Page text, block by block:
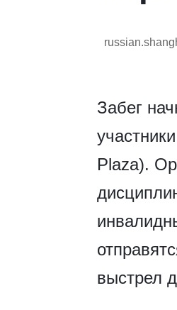
Забег
Plaza).
выстрел